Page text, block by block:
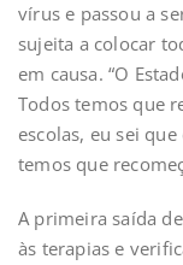
vírus e passou a
sujeita a colocar
em causa. “O
Todos temos que
escolas, eu sei
temos que
A primeira saída
às terapias e